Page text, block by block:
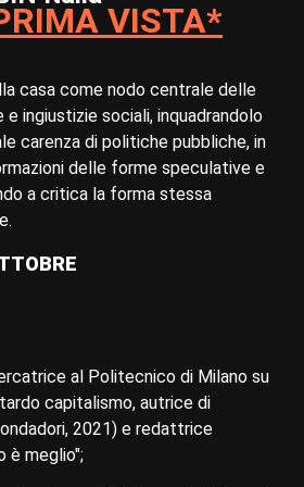
VISTA*
casa come nodo centrale delle
ingiustizie sociali, inquadrandolo
carenza di politiche pubbliche, in
delle forme speculative e
a critica la forma stessa
al Politecnico di Milano su
capitalismo, autrice di
2021) e redattrice
è meglio";